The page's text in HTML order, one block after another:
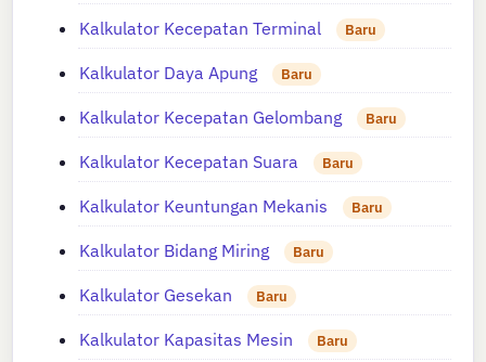
Kalkulator Kecepatan Terminal Baru
Kalkulator Daya Apung Baru
Kalkulator Kecepatan Gelombang Baru
Kalkulator Kecepatan Suara Baru
Kalkulator Keuntungan Mekanis Baru
Kalkulator Bidang Miring Baru
Kalkulator Gesekan Baru
Kalkulator Kapasitas Mesin Baru